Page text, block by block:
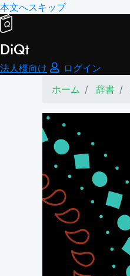
本文へスキップ
DiQt
法人様向け
ログイン
ホーム
辞書